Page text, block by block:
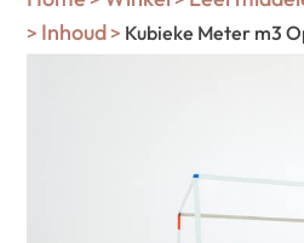
> Inhoud> Kubieke Meter m3